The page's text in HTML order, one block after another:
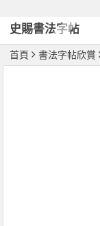
史賜書法字帖
首頁 書法字帖欣賞